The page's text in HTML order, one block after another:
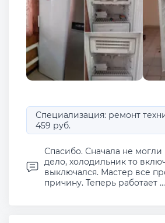
Специализация: ремонт
459 руб.
Спасибо. Сначала не могли
дело, холодильник то
выключался. Мастер все
причину. Теперь работает ...